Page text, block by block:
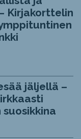
Kirjakorttelin
jäljellä –